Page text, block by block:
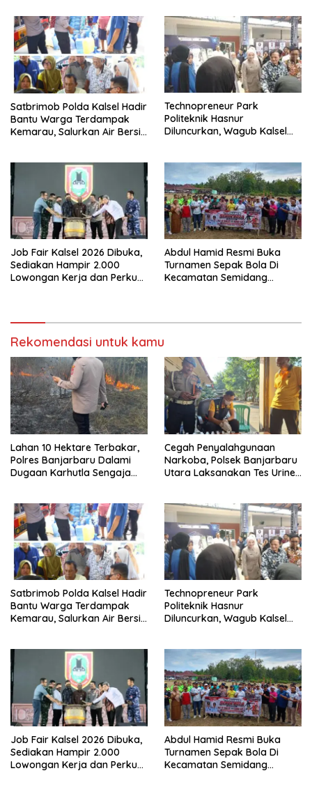
Satbrimob Polda Kalsel Hadir
Bantu Warga Terdampak
Kemarau, Salurkan Air Bersih
Technopreneur Park
Politeknik Hasnur
Diluncurkan, Wagub Kalsel
Job Fair Kalsel 2026 Dibuka,
Sediakan Hampir 2.000
Lowongan Kerja dan Perkuat
Abdul Hamid Resmi Buka
Turnamen Sepak Bola Di
Kecamatan Semidang
Rekomendasi untuk kamu
Lahan 10 Hektare Terbakar,
Polres Banjarbaru Dalami
Dugaan Karhutla Sengaja
Cegah Penyalahgunaan
Narkoba, Polsek Banjarbaru
Utara Laksanakan Tes Urine
Satbrimob Polda Kalsel Hadir
Bantu Warga Terdampak
Kemarau, Salurkan Air Bersih
Technopreneur Park
Politeknik Hasnur
Diluncurkan, Wagub Kalsel
Job Fair Kalsel 2026 Dibuka,
Sediakan Hampir 2.000
Lowongan Kerja dan Perkuat
Abdul Hamid Resmi Buka
Turnamen Sepak Bola Di
Kecamatan Semidang